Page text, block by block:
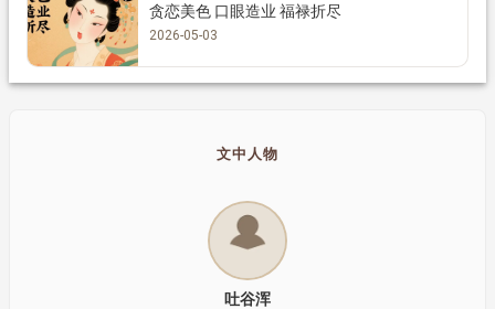
贪恋美色 口眼造业 福禄折尽
2026-05-03
文中人物
吐谷浑